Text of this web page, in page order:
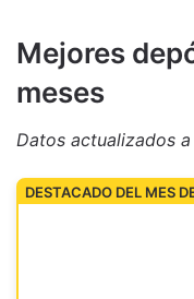
Mejores
meses
Datos actualizados
DESTACADO DEL MES